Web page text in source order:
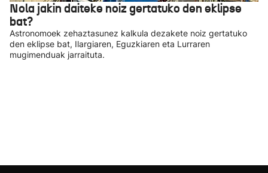
Nola jakin daiteke noiz gertatuko den eklipse
bat?
Astronomoek zehaztasunez kalkula dezakete noiz gertatuko
den eklipse bat, Ilargiaren, Eguzkiaren eta Lurraren
mugimenduak jarraituta.